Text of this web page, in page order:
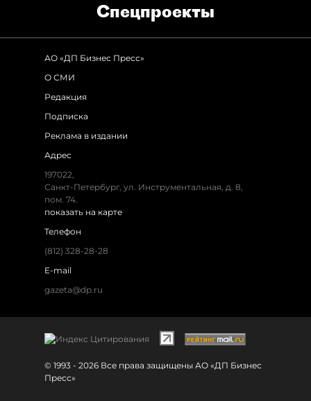
Спец­проекты
АО «ДП Бизнес Пресс»
О СМИ
Редакция
Подписка
Реклама в издании
Адрес
197022,
Санкт-Петербург, ул. Инструментальная, д. 8,
пом. 74.
показать на карте
Телефон
(812) 328-28-28
E-mail
gazeta@dp.ru
© 1993 - 2026 Все права защищены АО «ДП Бизнес
Пресс»